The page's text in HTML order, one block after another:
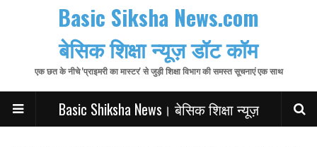
Basic Siksha News.com
बेसिक शिक्षा न्यूज़ डॉट कॉम
एक छत के नीचे 'प्राइमरी का मास्टर' से जुड़ी शिक्षा विभाग की समस्त सूचनाएं एक साथ
Basic Shiksha News। बेसिक शिक्षा न्यूज़